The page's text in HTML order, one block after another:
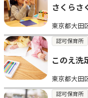
さくらさ
東京都大田
認可保育所
このえ洗
東京都大田
認可保育所